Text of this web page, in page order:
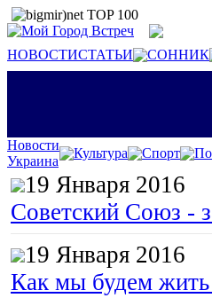
НОВОСТИСТАТЬИ СОННИК
Новости
Украина
Культура Спорт
19 Января 2016
Советский Союз -
19 Января 2016
Как мы будем жить